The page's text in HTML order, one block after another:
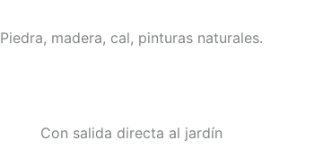
Piedra, madera, cal, pinturas naturales.
Con salida directa al jardín